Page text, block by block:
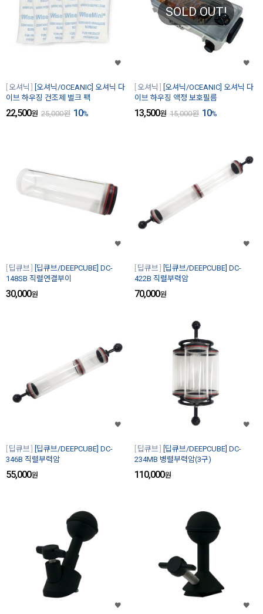
오셔닉
[오셔닉/OCEANIC] 오셔닉 다
이브 하우징 건조제 벌크 팩
22,500원 25,000원 10%
SOLD OUT!
오셔닉
[오셔닉/OCEANIC] 오셔닉 다
이브 하우징 액정 보호필름
13,500원 15,000원 10%
딥큐브
[딥큐브/DEEPCUBE] DC-
148SB 직렬연결부이
30,000원
딥큐브
[딥큐브/DEEPCUBE] DC-
422B 직렬부력암
70,000원
딥큐브
[딥큐브/DEEPCUBE] DC-
346B 직렬부력암
55,000원
딥큐브
[딥큐브/DEEPCUBE] DC-
234MB 병렬부력암(3구)
110,000원